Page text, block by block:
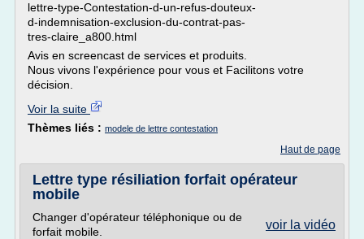
lettre-type-Contestation-d-un-refus-douteux-
d-indemnisation-exclusion-du-contrat-pas-
tres-claire_a800.html
Avis en screencast de services et produits.
Nous vivons l'expérience pour vous et Facilitons votre
décision.
Voir la suite
Thèmes liés : modele de lettre contestation
Haut de page
Lettre type résiliation forfait opérateur
mobile
voir la vidéo
Changer d'opérateur téléphonique ou de
forfait mobile.